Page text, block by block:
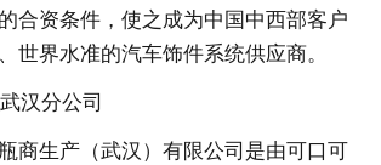
合资条件，使之成为中国中西部客户
世界水准的汽车饰件系统供应商。
汉分公司
商生产（武汉）有限公司是由可口可